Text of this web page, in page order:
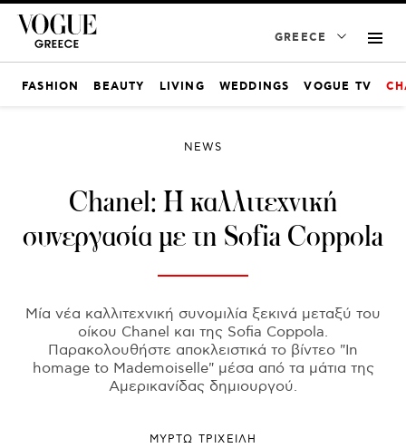
GREECE
FASHION BEAUTY LIVING WEDDINGS VOGUE TV
NEWS
Chanel: Η καλλιτεχνική
συνεργασία με τη Sofia Coppola
Μία νέα καλλιτεχνική συνομιλία ξεκινά μεταξύ του
οίκου Chanel και της Sofia Coppola.
Παρακολουθήστε αποκλειστικά το βίντεο "In
homage to Mademoiselle" μέσα από τα μάτια της
Αμερικανίδας δημιουργού.
ΜΥΡΤΩ ΤΡΙΧΕΙΛΗ